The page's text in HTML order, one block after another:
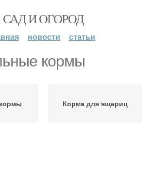
САД И ОГОРОД
новости статьи
кормы
Корма для ящериц